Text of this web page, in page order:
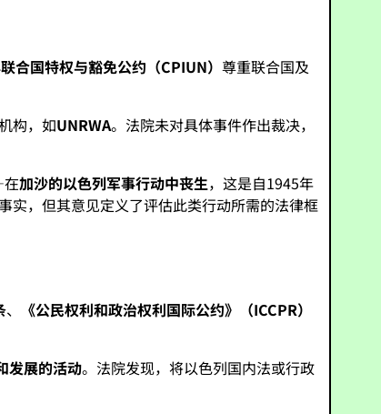
合国特权与豁免公约（CPIUN）尊重联合国及
构，如UNRWA。法院未对具体事件作出裁决，
加沙的以色列军事行动中丧生，这是自1945年
实，但其意见定义了评估此类行动所需的法律框
、
《公民权利和政治权利国际公约》（ICCPR）
发展的活动。法院发现，将以色列国内法或行政